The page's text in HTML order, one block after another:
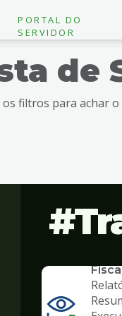
PORTAL DO
SERVIDOR
de
os filtros para achar